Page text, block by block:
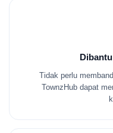
Tidak perlu
TownzHub dapat